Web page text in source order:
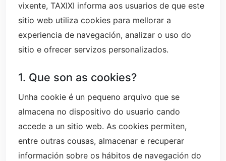
vixente, TAXIXI informa aos usuarios de que este
sitio web utiliza cookies para mellorar a
experiencia de navegación, analizar o uso do
sitio e ofrecer servizos personalizados.
1. Que son as cookies?
Unha cookie é un pequeno arquivo que se
almacena no dispositivo do usuario cando
accede a un sitio web. As cookies permiten,
entre outras cousas, almacenar e recuperar
información sobre os hábitos de navegación do